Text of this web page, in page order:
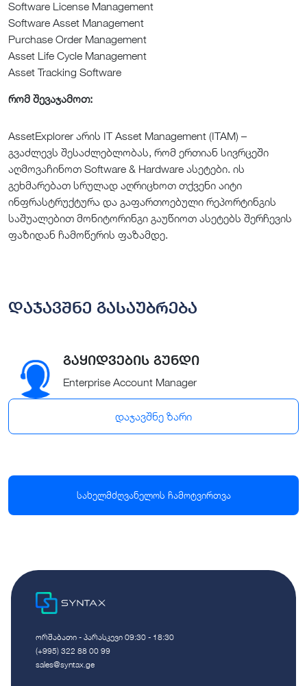
Software License Management
Software Asset Management
Purchase Order Management
Asset Life Cycle Management
Asset Tracking Software
რომ შევაჯამოთ:
AssetExplorer არის IT Asset Management (ITAM) –
გვაძლევს შესაძლებლობას, რომ ერთიან სივრცეში
აღმოვაჩინოთ Software & Hardware ასეტები. ის
გეხმარებათ სრულად აღრიცხოთ თქვენი აიტი
ინფრასტრუქტურა და გაფართოებული რეპორტინგის
საშუალებით მონიტორინგი გაუწიოთ ასეტებს შერჩევის
ფაზიდან ჩამოწერის ფაზამდე.
დაჯავშნე გასაუბრება
გაყიდვების გუნდი
Enterprise Account Manager
დაჯავშნე ზარი
სახელმძღვანელოს ჩამოტვირთვა
ორშაბათი - პარასკევი 09:30 - 18:30
(+995) 322 88 00 99
sales@syntax.ge